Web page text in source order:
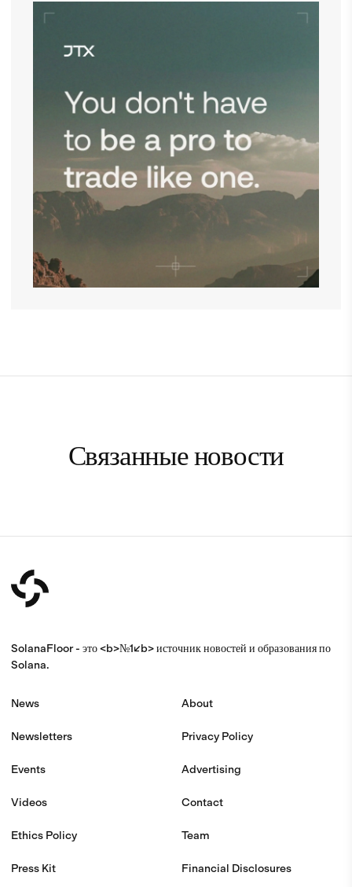
Связанные новости
SolanaFloor - это <b>№1</b> источник новостей и образования по
Solana.
News
Newsletters
Events
Videos
Ethics Policy
Press Kit
About
Privacy Policy
Advertising
Contact
Team
Financial Disclosures